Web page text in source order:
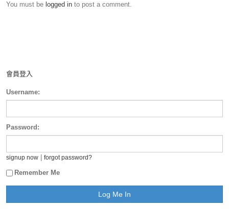
You must be logged in to post a comment.
會員登入
Username:
Password:
signup now forgot password?
Remember Me